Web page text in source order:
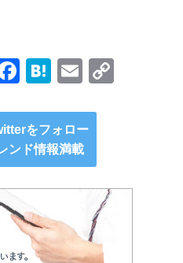
F
c
e
b
o
o
k
H
e
n
a
E
ail
n
をフォロー
ンド情報満載